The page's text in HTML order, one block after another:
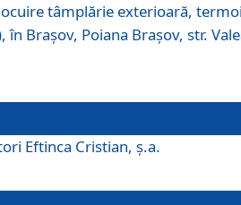
tâmplărie exterioară,
Braşov, Poiana Braşov, str.
Eftinca Cristian, ş.a.